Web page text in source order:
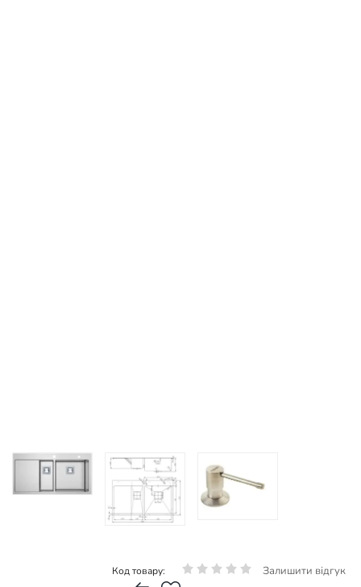
Код товару: Залишити відгук